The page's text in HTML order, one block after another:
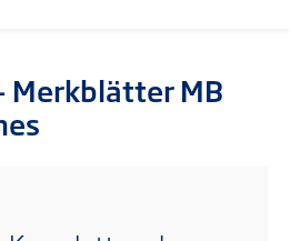
Merkblätter MB